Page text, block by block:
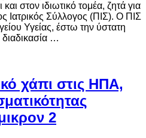
στον ιδιωτικό τομέα, ζητά για
Ιατρικός Σύλλογος (ΠΙΣ). Ο ΠΙΣ
Υγείας, έστω την ύστατη
…
χάπι στις ΗΠΑ,
2